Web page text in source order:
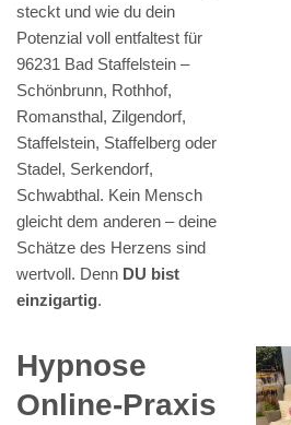
steckt und wie du dein
Potenzial voll entfaltest für
96231 Bad Staffelstein –
Schönbrunn, Rothhof,
Romansthal, Zilgendorf,
Staffelstein, Staffelberg oder
Stadel, Serkendorf,
Schwabthal. Kein Mensch
gleicht dem anderen – deine
Schätze des Herzens sind
wertvoll. Denn DU bist
einzigartig.
Hypnose
Online-Praxis